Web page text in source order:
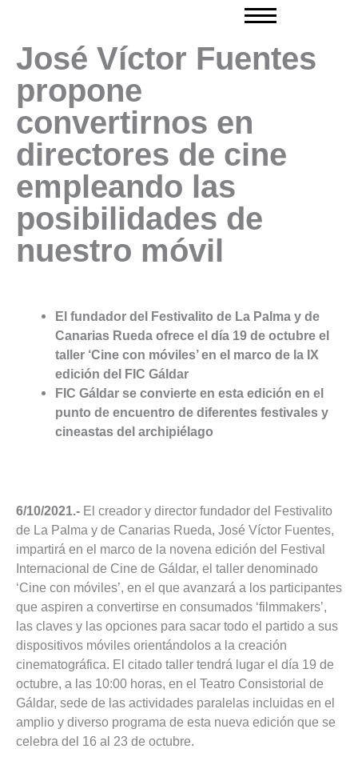
contenido
José Víctor Fuentes
propone
convertirnos en
directores de cine
empleando las
posibilidades de
nuestro móvil
El fundador del Festivalito de La Palma y de
Canarias Rueda ofrece el día 19 de octubre el
taller ‘Cine con móviles’ en el marco de la IX
edición del FIC Gáldar
FIC Gáldar se convierte en esta edición en el
punto de encuentro de diferentes festivales y
cineastas del archipiélago
6/10/2021.- El creador y director fundador del Festivalito
de La Palma y de Canarias Rueda, José Víctor Fuentes,
impartirá en el marco de la novena edición del Festival
Internacional de Cine de Gáldar, el taller denominado
‘Cine con móviles’, en el que avanzará a los participantes
que aspiren a convertirse en consumados ‘filmmakers’,
las claves y las opciones para sacar todo el partido a sus
dispositivos móviles orientándolos a la creación
cinematográfica. El citado taller tendrá lugar el día 19 de
octubre, a las 10:00 horas, en el Teatro Consistorial de
Gáldar, sede de las actividades paralelas incluidas en el
amplio y diverso programa de esta nueva edición que se
celebra del 16 al 23 de octubre.